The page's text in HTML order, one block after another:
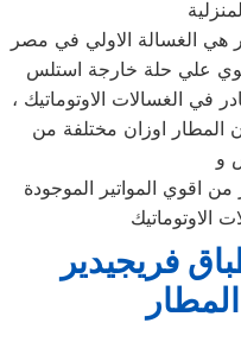
علي حلة خارجة استلس
في الغسالات الاوتوماتيك ،
المطار اوزان مختلفة من
و
من اقوي المواتير الموجودة
فريجيدير